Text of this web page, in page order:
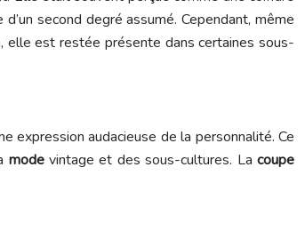
second degré assumé. Cependant, même
elle est restée présente dans certaines sous-
expression audacieuse de la personnalité. Ce
modevintage et des sous-cultures. Lacoupe